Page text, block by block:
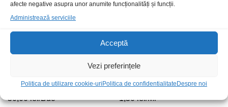
afecte negative asupra unor anumite funcționalități și funcții.
Administrează serviciile
Acceptă
Vezi preferințele
Politica de utilizare cookie-uri Politica de confidentialitate Despre noi
semnal
50,00lei/Buc
4x2x0.51mm Spacer
1,50lei/Ml